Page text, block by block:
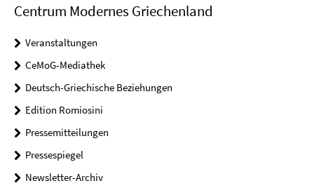
Centrum Modernes Griechenland
Veranstaltungen
CeMoG-Mediathek
Deutsch-Griechische Beziehungen
Edition Romiosini
Pressemitteilungen
Pressespiegel
Newsletter-Archiv